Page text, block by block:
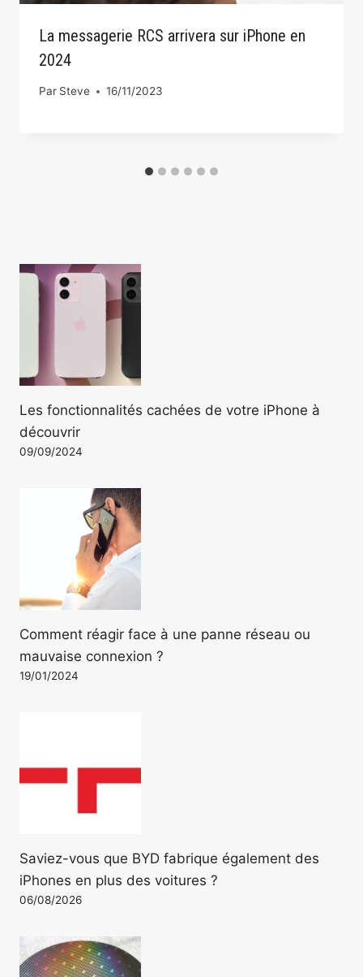
La messagerie RCS arrivera sur iPhone en
2024
Par Steve 16/11/2023
Les fonctionnalités cachées de votre iPhone à
découvrir
09/09/2024
Comment réagir face à une panne réseau ou
mauvaise connexion ?
19/01/2024
Saviez-vous que BYD fabrique également des
iPhones en plus des voitures ?
06/08/2026